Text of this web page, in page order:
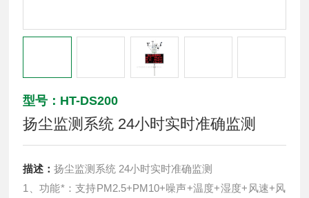
型号：HT-DS200
扬尘监测系统 24小时实时准确监测
描述：扬尘监测系统 24小时实时准确监测
1、功能*：支持PM2.5+PM10+噪声+温度+湿度+风速+风